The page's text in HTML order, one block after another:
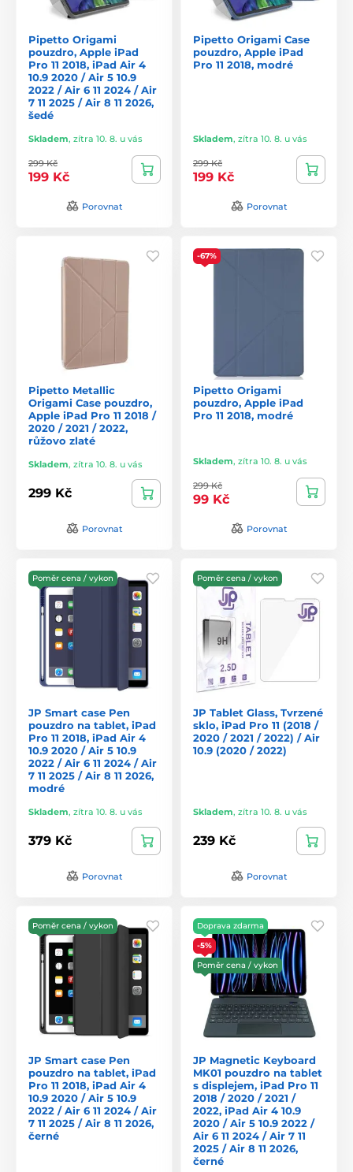
Pipetto Origami
pouzdro, Apple iPad
Pro 11 2018, iPad Air 4
10.9 2020 / Air 5 10.9
2022 / Air 6 11 2024 / Air
7 11 2025 / Air 8 11 2026,
šedé
Skladem, zítra 10. 8. u vás
299 Kč
199 Kč
Porovnat
Pipetto Origami Case
pouzdro, Apple iPad
Pro 11 2018, modré
Skladem, zítra 10. 8. u vás
299 Kč
199 Kč
Porovnat
Pipetto Metallic
Origami Case pouzdro,
Apple iPad Pro 11 2018 /
2020 / 2021 / 2022,
růžovo zlaté
Skladem, zítra 10. 8. u vás
299 Kč
Porovnat
-67%
Pipetto Origami
pouzdro, Apple iPad
Pro 11 2018, modré
Skladem, zítra 10. 8. u vás
299 Kč
99 Kč
Porovnat
Poměr cena / vykon
JP Smart case Pen
pouzdro na tablet, iPad
Pro 11 2018, iPad Air 4
10.9 2020 / Air 5 10.9
2022 / Air 6 11 2024 / Air
7 11 2025 / Air 8 11 2026,
modré
Skladem, zítra 10. 8. u vás
379 Kč
Porovnat
Poměr cena / vykon
JP Tablet Glass, Tvrzené
sklo, iPad Pro 11 (2018 /
2020 / 2021 / 2022) / Air
10.9 (2020 / 2022)
Skladem, zítra 10. 8. u vás
239 Kč
Porovnat
Poměr cena / vykon
JP Smart case Pen
pouzdro na tablet, iPad
Pro 11 2018, iPad Air 4
10.9 2020 / Air 5 10.9
2022 / Air 6 11 2024 / Air
7 11 2025 / Air 8 11 2026,
černé
Doprava zdarma
-5%
Poměr cena / vykon
JP Magnetic Keyboard
MK01 pouzdro na tablet
s displejem, iPad Pro 11
2018 / 2020 / 2021 /
2022, iPad Air 4 10.9
2020 / Air 5 10.9 2022 /
Air 6 11 2024 / Air 7 11
2025 / Air 8 11 2026,
černé